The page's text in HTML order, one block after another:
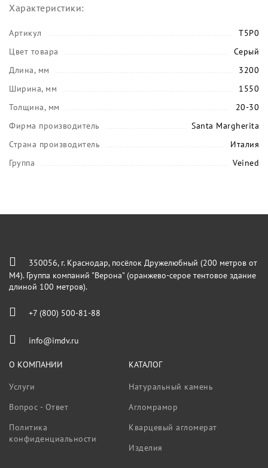
Характеристики:
Артикул
T5P0
Цвет товара
Серый
Длина, мм
3200
Ширина, мм
1550
Толщина, мм
20-30
Фирма производитель
Santa Margherita
Страна производитель
Италия
Группа
Veined
350056, г. Краснодар, посёлок Дружелюбный (200 метров от
М4). Группа компаний "Верона" (оранжево-серое тентовое здание
длиной 100 метров).
+7 (800) 500-81-88
info@imdv.ru
О КОМПАНИИ
Услуги
Вопрос - Ответ
Политика
конфиденциальности
КАТАЛОГ
Натуральный камень
Агломрамор
Кварцевый агломерат
Изделия